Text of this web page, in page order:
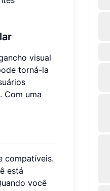
visual
torná-la
Com uma
compatíveis.
está
você